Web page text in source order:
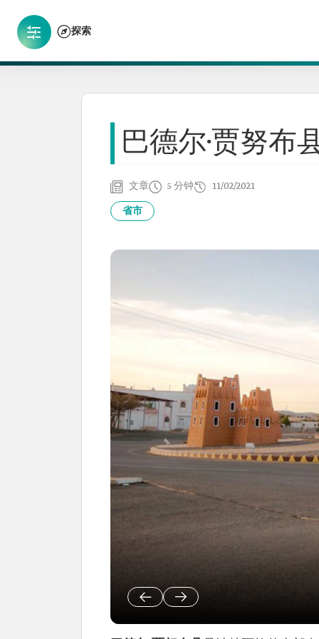
探索
巴德尔·贾努布
文章 5 分钟 11/02/2021
省市